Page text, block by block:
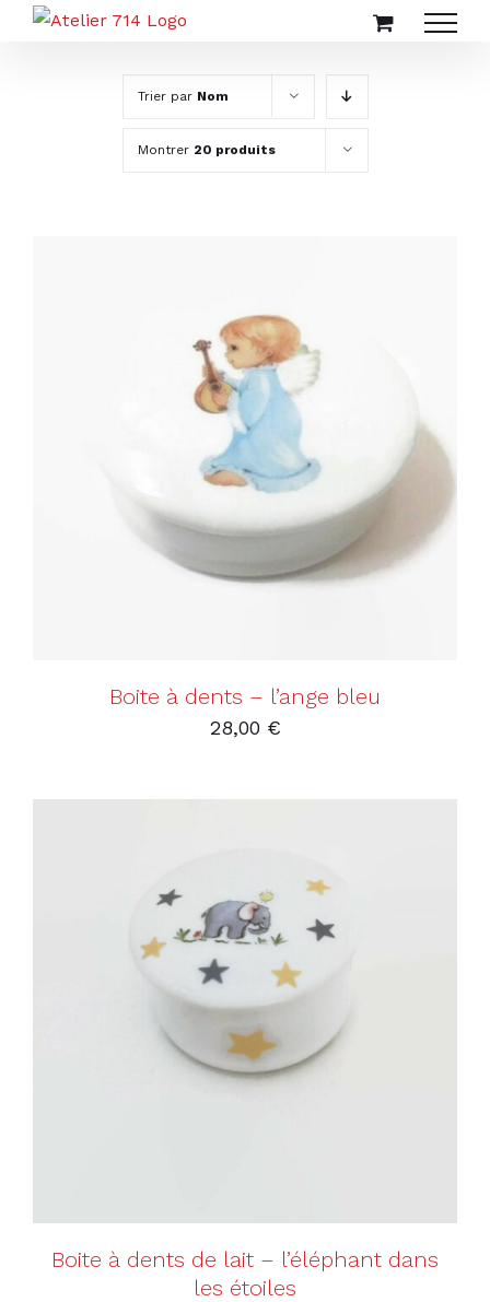
Passer
Trier par Nom
Montrer 20 produits
AJOUTER AU PANIER /
Boite à dents – l’ange bleu
28,00 €
Boite à dents de lait – l’éléphant dans
les étoiles